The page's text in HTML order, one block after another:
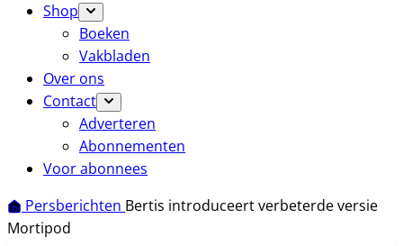
Shop
Boeken
Vakbladen
Over ons
Contact
Adverteren
Abonnementen
Voor abonnees
Persberichten Bertis introduceert verbeterde versie
Mortipod